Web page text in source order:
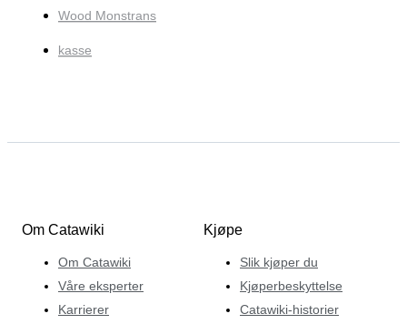
Wood Monstrans
kasse
Om Catawiki
Om Catawiki
Våre eksperter
Karrierer
Kjøpe
Slik kjøper du
Kjøperbeskyttelse
Catawiki-historier